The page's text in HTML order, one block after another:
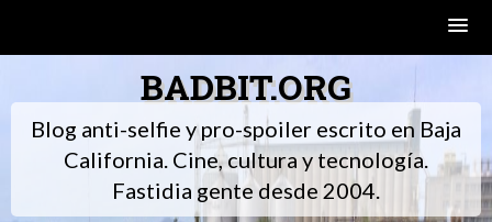
BADBIT.ORG
Blog anti-selfie y pro-spoiler escrito en Baja
California. Cine, cultura y tecnología.
Fastidia gente desde 2004.